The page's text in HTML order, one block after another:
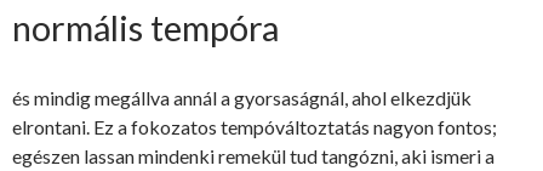
normális tempóra
és mindig megállva annál a gyorsaságnál, ahol elkezdjük
elrontani. Ez a fokozatos tempóváltoztatás nagyon fontos;
egészen lassan mindenki remekül tud tangózni, aki ismeri a